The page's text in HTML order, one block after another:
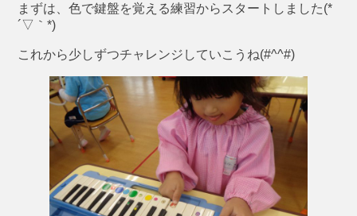
まずは、色で鍵盤を覚える練習からスタートしました(*
´▽｀*)
これから少しずつチャレンジしていこうね(#^^#)